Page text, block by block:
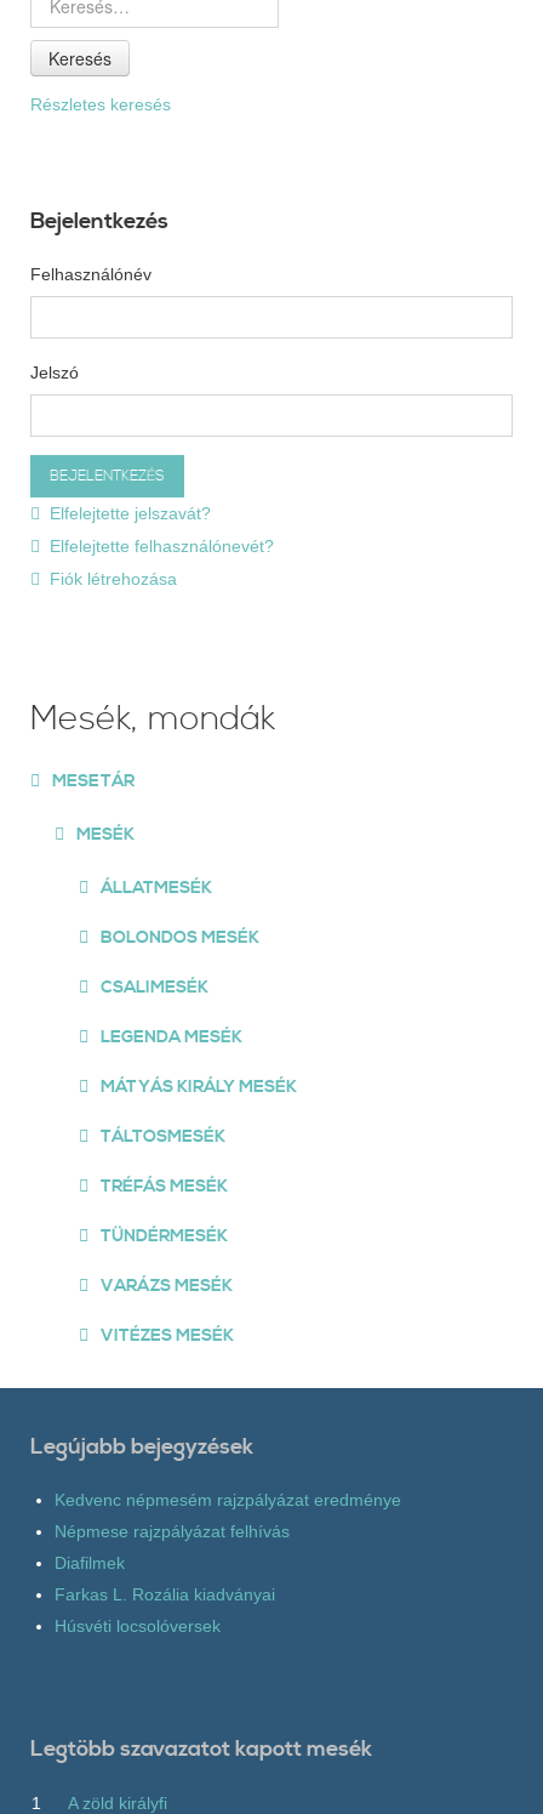
Keresés
Részletes keresés
Bejelentkezés
Felhasználónév
Jelszó
Elfelejtette jelszavát?
Elfelejtette felhasználónevét?
Fiók létrehozása
Mesék, mondák
MESETÁR
MESÉK
ÁLLATMESÉK
BOLONDOS MESÉK
CSALIMESÉK
LEGENDA MESÉK
MÁTYÁS KIRÁLY MESÉK
TÁLTOSMESÉK
TRÉFÁS MESÉK
TÜNDÉRMESÉK
VARÁZS MESÉK
VITÉZES MESÉK
Legújabb bejegyzések
Kedvenc népmesém rajzpályázat eredménye
Népmese rajzpályázat felhívás
Diafilmek
Farkas L. Rozália kiadványai
Húsvéti locsolóversek
Legtöbb szavazatot kapott mesék
1
A zöld királyfi